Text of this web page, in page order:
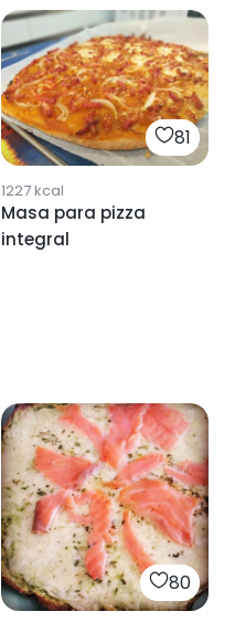
81
1227kcal
Masa para pizza
integral
80